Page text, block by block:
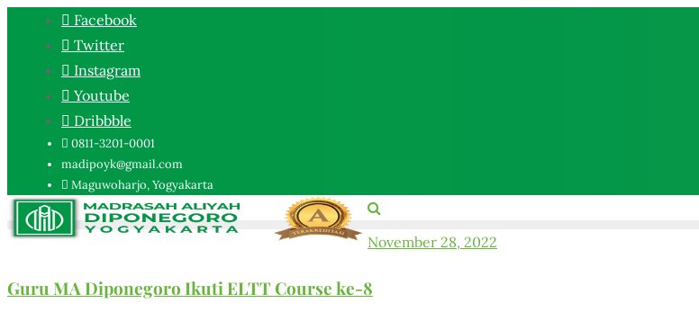
Facebook
Twitter
Instagram
Youtube
Dribbble
0811-3201-0001
madipoyk@gmail.com
Maguwoharjo, Yogyakarta
November 28, 2022
Guru MA Diponegoro Ikuti ELTT Course ke-8